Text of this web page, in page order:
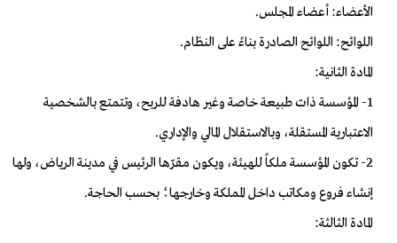
الأعضاء: أعضاء المجلس.
اللوائح: اللوائح الصادرة بناءً على النظام.
المادة الثانية:
1- المؤسسة ذات طبيعة خاصة وغير هادفة للربح، وتتمتع بالشخصية
الاعتبارية المستقلة، وبالاستقلال المالي والإداري.
2- تكون المؤسسة ملكاً للهيئة، ويكون مقرّها الرئيس في مدينة الرياض، ولها
إنشاء فروع ومكاتب داخل المملكة وخارجها؛ بحسب الحاجة.
المادة الثالثة: